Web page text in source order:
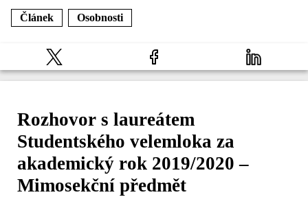
Článek Osobnosti
Rozhovor s laureátem
Studentského velemloka za
akademický rok 2019/2020 –
Mimosekční předmět